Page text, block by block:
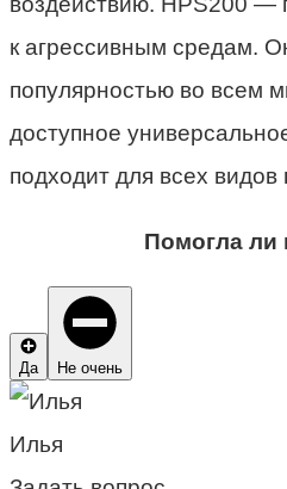
к агрессивным средам.
популярностью во всем
доступное
подходит для всех видов
Помогла ли
Да Не очень
Илья